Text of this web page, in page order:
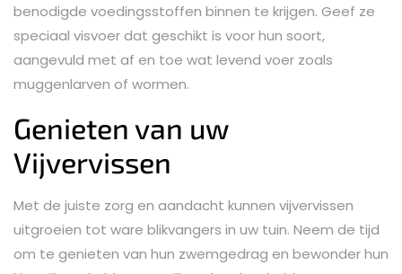
benodigde voedingsstoffen binnen te krijgen. Geef ze
speciaal visvoer dat geschikt is voor hun soort,
aangevuld met af en toe wat levend voer zoals
muggenlarven of wormen.
Genieten van uw
Vijvervissen
Met de juiste zorg en aandacht kunnen vijvervissen
uitgroeien tot ware blikvangers in uw tuin. Neem de tijd
om te genieten van hun zwemgedrag en bewonder hun